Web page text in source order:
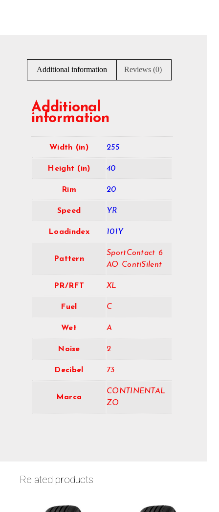
Additional information Reviews (0)
Additional
information
Width (in) 255
Height (in) 40
Rim 20
Speed YR
Loadindex 101Y
Pattern
SportContact 6
AO ContiSilent
PR/RFT XL
Fuel C
Wet A
Noise 2
Decibel 73
Marca
CONTINENTAL
ZO
Related products